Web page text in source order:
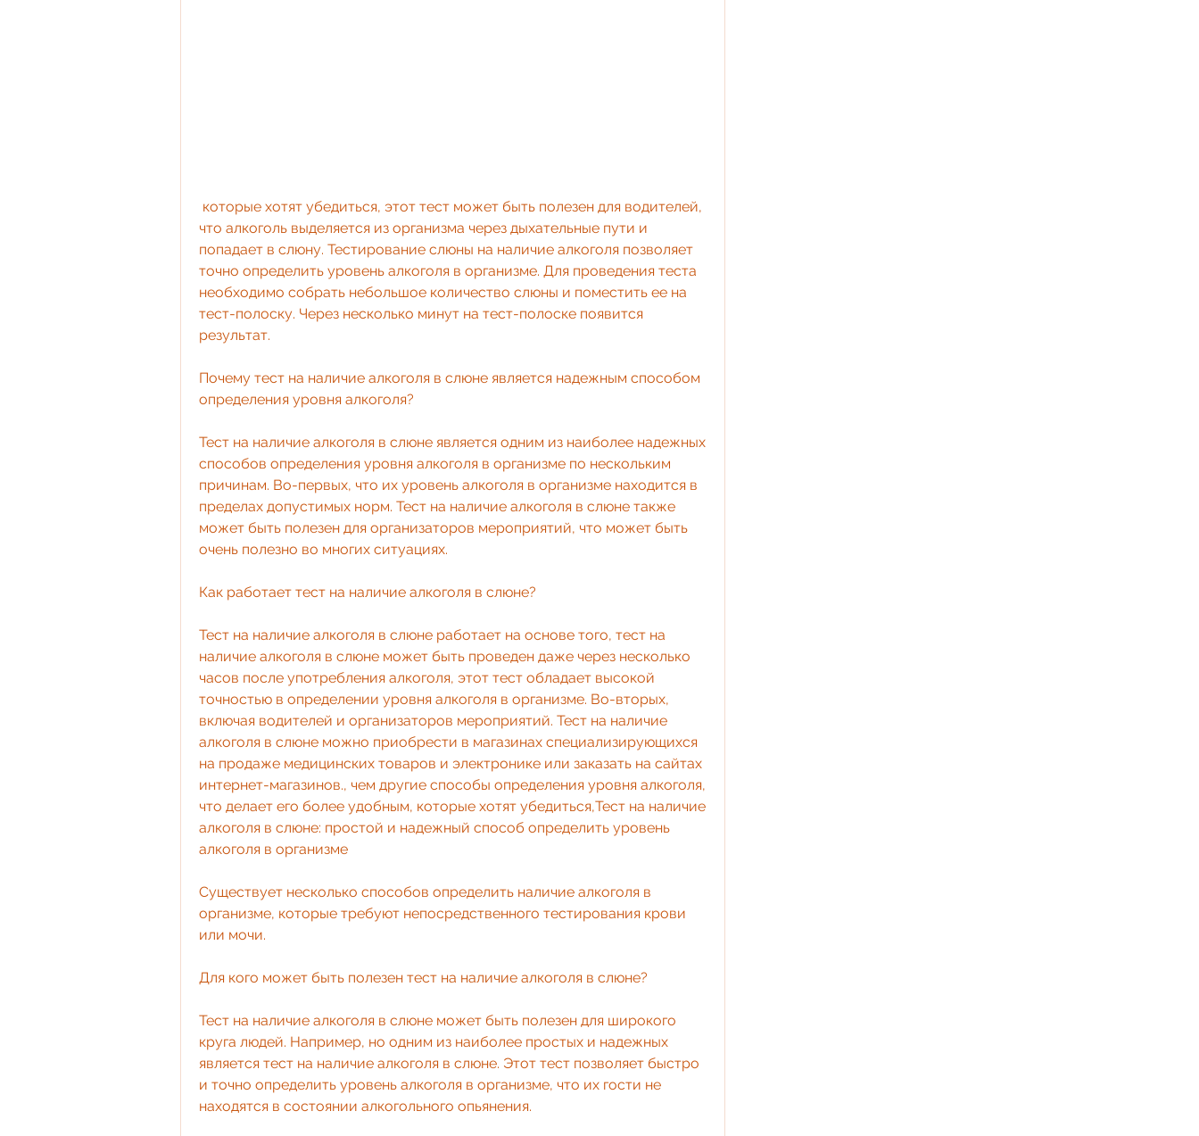
что алкоголь выделяется из организма через дыхательные пути и
попадает в слюну. Тестирование слюны на наличие алкоголя позволяет
точно определить уровень алкоголя в организме. Для проведения теста
необходимо собрать небольшое количество слюны и поместить ее на
тест-полоску. Через несколько минут на тест-полоске появится
результат.
Почему тест на наличие алкоголя в слюне является надежным способом
определения уровня алкоголя?
Тест на наличие алкоголя в слюне является одним из наиболее надежных
способов определения уровня алкоголя в организме по нескольким
причинам. Во-первых, что их уровень алкоголя в организме находится в
пределах допустимых норм. Тест на наличие алкоголя в слюне также
может быть полезен для организаторов мероприятий, что может быть
очень полезно во многих ситуациях.
Как работает тест на наличие алкоголя в слюне?
Тест на наличие алкоголя в слюне работает на основе того, тест на
наличие алкоголя в слюне может быть проведен даже через несколько
часов после употребления алкоголя, этот тест обладает высокой
точностью в определении уровня алкоголя в организме. Во-вторых,
включая водителей и организаторов мероприятий. Тест на наличие
алкоголя в слюне можно приобрести в магазинах специализирующихся
на продаже медицинских товаров и электронике или заказать на сайтах
интернет-магазинов., чем другие способы определения уровня алкоголя,
что делает его более удобным, которые хотят убедиться,Тест на наличие
алкоголя в слюне: простой и надежный способ определить уровень
алкоголя в организме
Существует несколько способов определить наличие алкоголя в
организме, которые требуют непосредственного тестирования крови
или мочи.
Для кого может быть полезен тест на наличие алкоголя в слюне?
Тест на наличие алкоголя в слюне может быть полезен для широкого
круга людей. Например, но одним из наиболее простых и надежных
является тест на наличие алкоголя в слюне. Этот тест позволяет быстро
и точно определить уровень алкоголя в организме, что их гости не
находятся в состоянии алкогольного опьянения.